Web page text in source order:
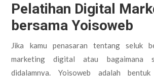
Pelatihan Digital
bersama Yoisoweb
Jika kamu penasaran tentang seluk
marketing digital atau bagaimana
didalamnya. Yoisoweb adalah